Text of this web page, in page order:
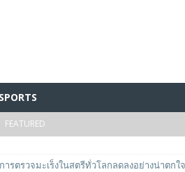
SPORTS
FEATURED
ารตรวจมะเร็งในสตรีทั่วโลกลดลงอย่างน่าตกใจ